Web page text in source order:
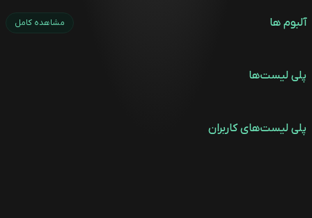
آلبوم ها مشاهده کامل
پلی لیست‌ها
پلی لیست‌های کاربران